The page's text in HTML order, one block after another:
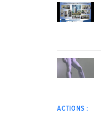
ACTIONS :